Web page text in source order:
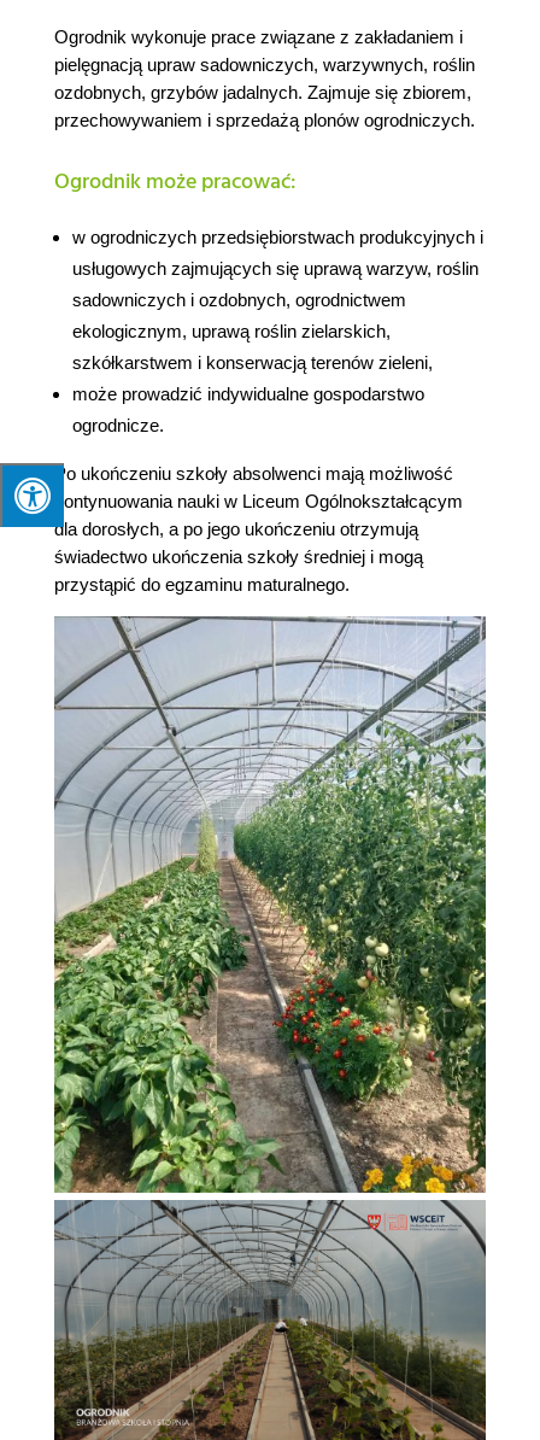
Ogrodnik wykonuje prace związane z zakładaniem i
pielęgnacją upraw sadowniczych, warzywnych, roślin
ozdobnych, grzybów jadalnych. Zajmuje się zbiorem,
przechowywaniem i sprzedażą plonów ogrodniczych.
Ogrodnik może pracować:
w ogrodniczych przedsiębiorstwach produkcyjnych i
usługowych zajmujących się uprawą warzyw, roślin
sadowniczych i ozdobnych, ogrodnictwem
ekologicznym, uprawą roślin zielarskich,
szkółkarstwem i konserwacją terenów zieleni,
może prowadzić indywidualne gospodarstwo
ogrodnicze.
Po ukończeniu szkoły absolwenci mają możliwość
kontynuowania nauki w Liceum Ogólnokształcącym
dla dorosłych, a po jego ukończeniu otrzymują
świadectwo ukończenia szkoły średniej i mogą
przystąpić do egzaminu maturalnego.